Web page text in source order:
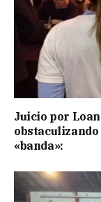
Juicio por
«banda»: